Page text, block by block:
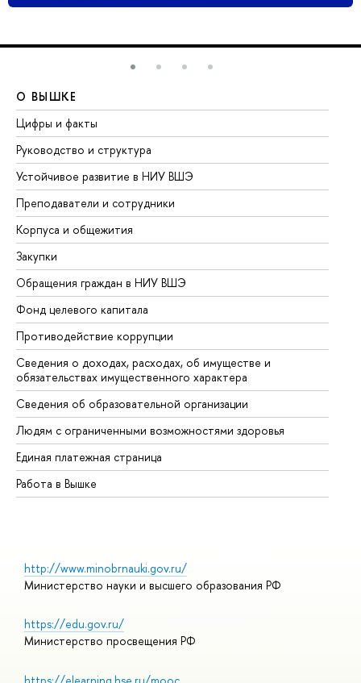
О ВЫШКЕ
Цифры и факты
Руководство и структура
Устойчивое развитие в НИУ ВШЭ
Преподаватели и сотрудники
Корпуса и общежития
Закупки
Обращения граждан в НИУ ВШЭ
Фонд целевого капитала
Противодействие коррупции
Сведения о доходах, расходах, об имуществе и
обязательствах имущественного характера
Сведения об образовательной организации
Людям с ограниченными возможностями здоровья
Единая платежная страница
Работа в Вышке
http://www.minobrnauki.gov.ru/
Министерство науки и высшего образования РФ
https://edu.gov.ru/
Министерство просвещения РФ